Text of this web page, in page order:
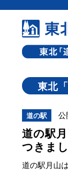
東北
道の駅
道の駅
つきま
道の駅月山